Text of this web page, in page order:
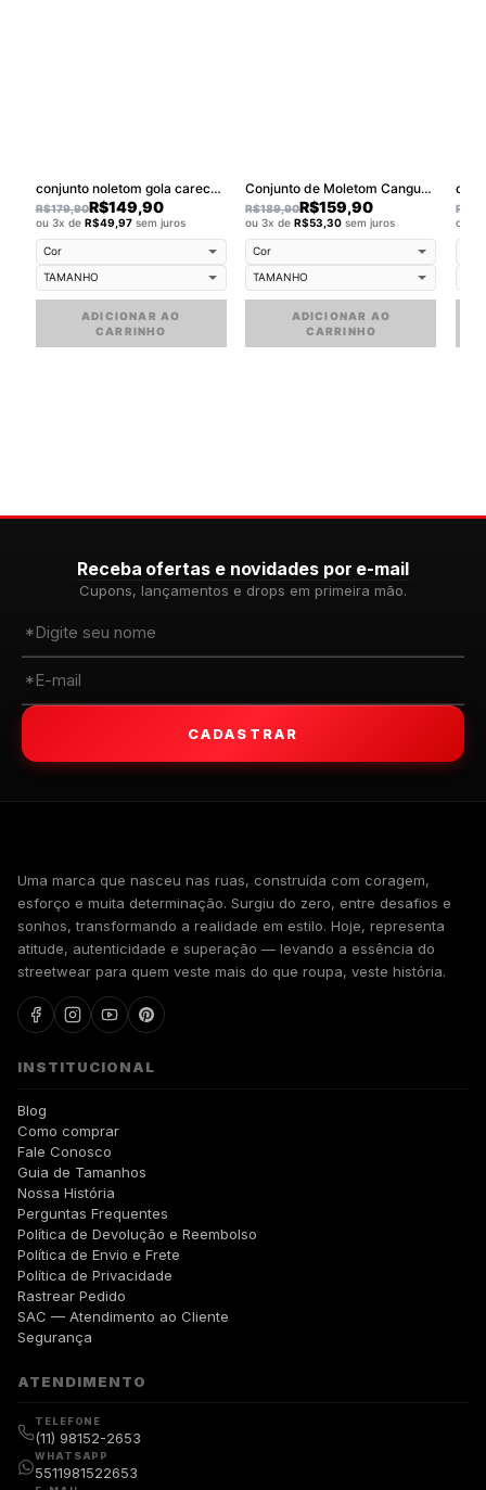
conjunto noletom gola careca walkind smile purple
R$179,90R$149,90
ou 3x de R$49,97sem juros
ADICIONAR AO
CARRINHO
Conjunto de Moletom Canguru Walkind Swag
R$189,90R$159,90
ou 3x deR$53,30 sem juros
ADICIONAR AO
CARRINHO
R$
ou
Receba ofertas e novidades por e-mail
Cupons, lançamentos e drops em primeira mão.
CADASTRAR
Uma marca que nasceu nas ruas, construída com coragem,
esforço e muita determinação. Surgiu do zero, entre desafios e
sonhos, transformando a realidade em estilo. Hoje, representa
atitude, autenticidade e superação — levando a essência do
streetwear para quem veste mais do que roupa, veste história.
INSTITUCIONAL
Blog
Como comprar
Fale Conosco
Guia de Tamanhos
Nossa História
Perguntas Frequentes
Política de Devolução e Reembolso
Política de Envio e Frete
Política de Privacidade
Rastrear Pedido
SAC — Atendimento ao Cliente
Segurança
ATENDIMENTO
TELEFONE
(11) 98152-2653
WHATSAPP
5511981522653